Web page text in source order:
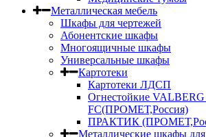
Металлическая мебель
Шкафы для чертежей
Абонентские шкафы
Многоящичные шкафы
Универсальные шкафы
Картотеки
Картотеки ЛДСП
Огнестойкие VALBERG
FC(ПРОМЕТ,Россия)
ПРАКТИК
Металлические шкафы для